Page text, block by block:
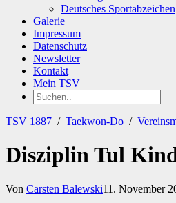
Deutsches Sportabzeichen
Galerie
Impressum
Datenschutz
Newsletter
Kontakt
Mein TSV
TSV 1887 / Taekwon-Do /
Disziplin Tul
Von Carsten Balewski11. November